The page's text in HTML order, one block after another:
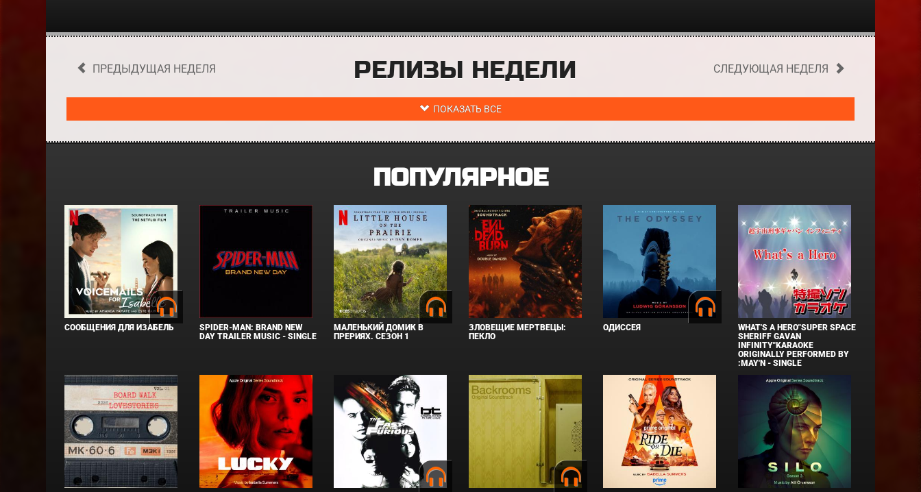
ПРЕДЫДУЩАЯ НЕДЕЛЯ СЛЕДУЮЩАЯ НЕДЕЛЯ
РЕЛИЗЫ НЕДЕЛИ
ПОКАЗАТЬ ВСЕ
ПОПУЛЯРНОЕ
СООБЩЕНИЯ ДЛЯ ИЗАБЕЛЬ
SPIDER-MAN: BRAND NEW
DAY TRAILER MUSIC - SINGLE
МАЛЕНЬКИЙ ДОМИК В
ПРЕРИЯХ. СЕЗОН 1
ЗЛОВЕЩИЕ МЕРТВЕЦЫ:
ПЕКЛО
ОДИССЕЯ
WHAT'S A HERO"SUPER SPACE
SHERIFF GAVAN
INFINITY"KARAOKE
ORIGINALLY PERFORMED BY
:MAY'N - SINGLE